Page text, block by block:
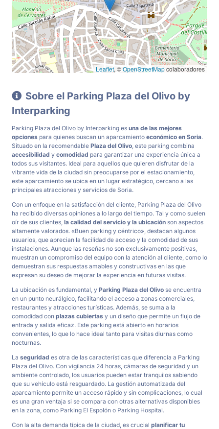
Leaflet, ©OpenStreetMapcolaboradores
Sobre el Parking Plaza del Olivo by
Interparking
Parking Plaza del Olivo by Interparking es una de las mejores
opciones para quienes buscan un aparcamiento económico en Soria.
Situado en la recomendable Plaza del Olivo, este parking combina
accesibilidad y comodidad para garantizar una experiencia única a
todos sus visitantes. Ideal para aquellos que quieren disfrutar de la
vibrante vida de la ciudad sin preocuparse por el estacionamiento,
este aparcamiento se ubica en un lugar estratégico, cercano a las
principales atracciones y servicios de Soria.
Con un enfoque en la satisfacción del cliente, Parking Plaza del Olivo
ha recibido diversas opiniones a lo largo del tiempo. Tal y como suelen
oír de sus clientes, la calidad del servicio y la ubicación son aspectos
altamente valorados. «Buen parking y céntrico», destacan algunos
usuarios, que aprecian la facilidad de acceso y la comodidad de sus
instalaciones. Aunque las reseñas no son exclusivamente positivas,
muestran un compromiso del equipo con la atención al cliente, como lo
demuestran sus respuestas amables y constructivas en las que
expresan su deseo de mejorar la experiencia en futuras visitas.
La ubicación es fundamental, y Parking Plaza del Olivo se encuentra
en un punto neurálgico, facilitando el acceso a zonas comerciales,
restaurantes y atracciones turísticas. Además, se suma a la
comodidad con plazas cubiertas y un diseño que permite un flujo de
entrada y salida eficaz. Este parking está abierto en horarios
convenientes, lo que lo hace ideal tanto para visitas diurnas como
nocturnas.
La seguridad es otra de las características que diferencia a Parking
Plaza del Olivo. Con vigilancia 24 horas, cámaras de seguridad y un
ambiente controlado, los usuarios pueden estar tranquilos sabiendo
que su vehículo está resguardado. La gestión automatizada del
aparcamiento permite un acceso rápido y sin complicaciones, lo cual
es una gran ventaja si se compara con otras alternativas disponibles
en la zona, como Parking El Espolón o Parking Hospital.
Con la alta demanda típica de la ciudad, es crucial planificar tu